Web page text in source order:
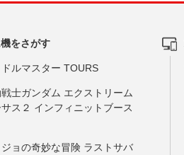
をさがす
ルマスター TOURS
士ガンダム エクストリーム
ス２ インフィニットブース
ョの奇妙な冒険 ラストサバ